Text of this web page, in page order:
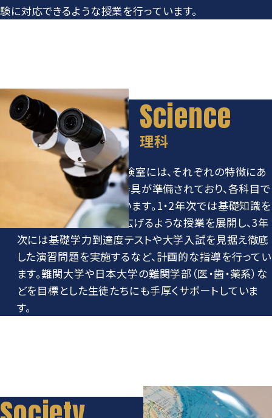
験に対応できるような授業を行っています。
理科
物理・化学・生物の各実験室には、それぞれの特徴にあ
わせたICT機器や実験器具が準備されており、各科目で
実践的な指導を行っています。1・2年次では基礎知識を
育みながら興味の幅を広げるような授業を展開し、3年
次には基礎学力到達度テストや大学入試を見据え徹底
した演習問題を実施するなど、計画的な指導を行ってい
ます。難関大学や日本大学の難関学部（医・歯・薬系）な
どを目標とした生徒たちにも手厚くサポートしていま
す。